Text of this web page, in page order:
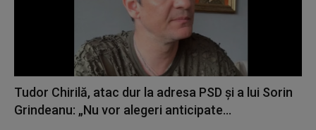
Tudor Chirilă, atac dur la adresa PSD și a lui Sorin
Grindeanu: „Nu vor alegeri anticipate...